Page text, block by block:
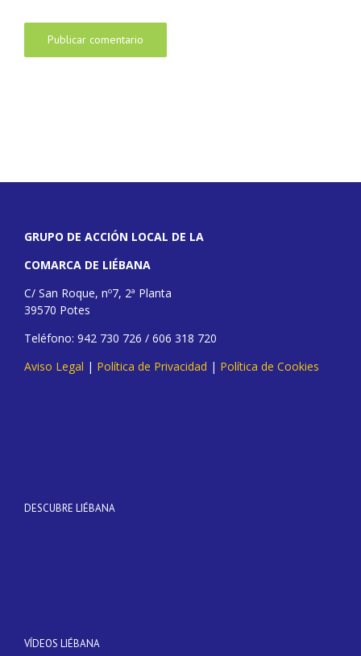
GRUPO DE ACCIÓN LOCAL DE LA
COMARCA DE LIÉBANA
C/ San Roque, nº7, 2ª Planta
39570 Potes
Teléfono: 942 730 726 / 606 318 720
Aviso Legal | Política de Privacidad | Política de Cookies
DESCUBRE LIÉBANA
VÍDEOS LIÉBANA